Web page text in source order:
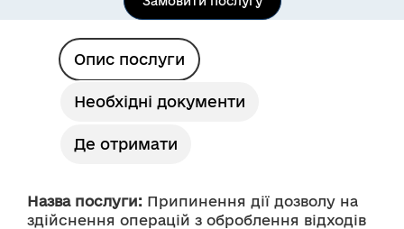
Опис послуги
Необхідні документи
Де отримати
Назва послуги: Припинення дії дозволу на
здійснення операцій з оброблення відходів